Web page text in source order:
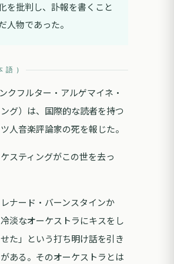
を批判し、訃報を書くこと
人物であった。
語）
クフルター・アルゲマイネ・
グ）は、国際的な読者を持つ
人音楽評論家の死を報じた。
スティングがこの世を去っ
ナード・バーンスタインか
淡なオーケストラにキスをし
た」という打ち明け話を引き
ある。そのオーケストラとは